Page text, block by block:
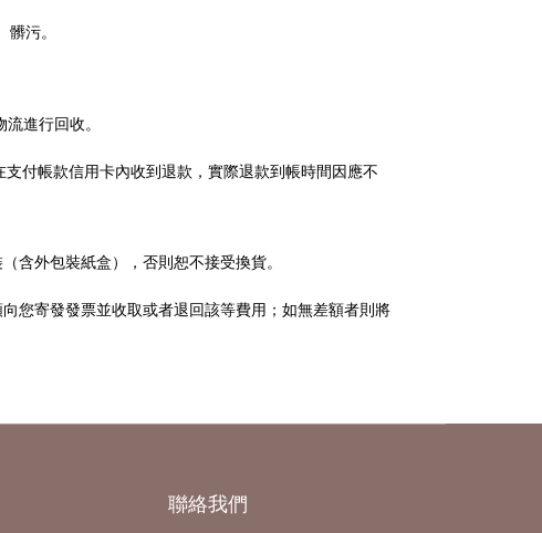
污。
進行回收。
付帳款信用卡內收到退款，實際退款到帳時間因應不
含外包裝紙盒），否則恕不接受換貨。
您寄發發票並收取或者退回該等費用；如無差額者則將
聯絡我們